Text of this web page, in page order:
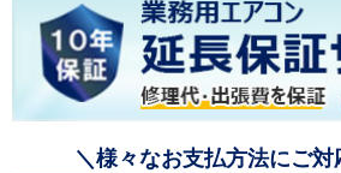
＼様々なお支払方法にご対